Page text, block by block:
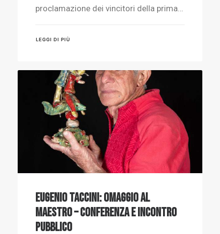
proclamazione dei vincitori della prima…
LEGGI DI PIÙ
Eugenio Taccini: Omaggio al
Maestro – Conferenza e incontro
pubblico